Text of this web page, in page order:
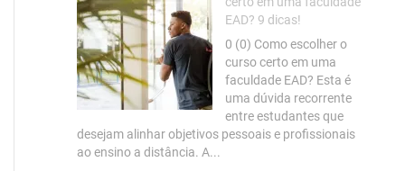
EAD? 9 dicas!
0 (0) Como escolher o
curso certo em uma
faculdade EAD? Esta é
uma dúvida recorrente
entre estudantes que
desejam alinhar objetivos pessoais e profissionais
ao ensino a distância. A...